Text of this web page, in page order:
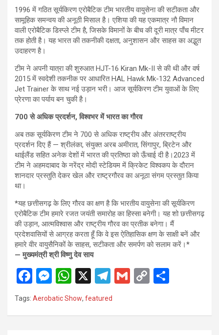
1996 में गठित सूर्यकिरण एरोबैटिक टीम भारतीय वायुसेना की सटीकता और
सामूहिक समन्वय की अनूठी मिसाल है। एशिया की यह एकमात्र नौ विमान
वाली एरोबैटिक डिस्प्ले टीम है, जिसके विमानों के बीच की दूरी मात्र पाँच मीटर
तक होती है। यह भारत की तकनीकी दक्षता, अनुशासन और साहस का अद्भुत
उदाहरण है।
टीम ने अपनी यात्रा की शुरुआत HJT-16 Kiran Mk-II से की थी और वर्ष
2015 में स्वदेशी तकनीक पर आधारित HAL Hawk Mk-132 Advanced
Jet Trainer के साथ नई उड़ान भरी। आज सूर्यकिरण टीम युवाओं के लिए
प्रेरणा का पर्याय बन चुकी है।
700 से अधिक प्रदर्शन, विश्वभर में भारत का गौरव
अब तक सूर्यकिरण टीम ने 700 से अधिक राष्ट्रीय और अंतरराष्ट्रीय
प्रदर्शन दिए हैं — श्रीलंका, संयुक्त अरब अमीरात, सिंगापुर, ब्रिटेन और
थाईलैंड सहित अनेक देशों में भारत की प्रतिष्ठा को ऊँचाई दी है।2023 में
टीम ने अहमदाबाद के नरेंद्र मोदी स्टेडियम में क्रिकेट विश्वकप के दौरान
शानदार प्रस्तुति देकर खेल और राष्ट्रगौरव का अनूठा संगम प्रस्तुत किया
था।
*यह छत्तीसगढ़ के लिए गौरव का क्षण है कि भारतीय वायुसेना की सूर्यकिरण
एरोबैटिक टीम हमारे रजत जयंती समारोह का हिस्सा बनेगी। यह शो छत्तीसगढ़
की उड़ान, आत्मविश्वास और राष्ट्रीय गौरव का प्रतीक बनेगा। मैं
प्रदेशवासियों से आग्रह करता हूँ कि वे इस ऐतिहासिक क्षण के साक्षी बनें और
हमारे वीर वायुसैनिकों के साहस, सटीकता और समर्पण को सलाम करें।*
— मुख्यमंत्री श्री विष्णु देव साय
F
a
M
es
W
at
X
T
el
G
C
Tags: Aerobatic Show, featured